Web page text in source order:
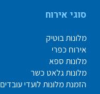
סוגי אירוח
מלונות בוטיק
אירוח כפרי
מלונות ספא
מלונות גלאט כשר
הזמנת מלונות לועדי עובדים